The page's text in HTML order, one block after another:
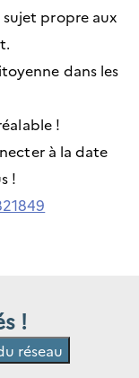
propre aux
dans les
!
à la date
!
!
réseau